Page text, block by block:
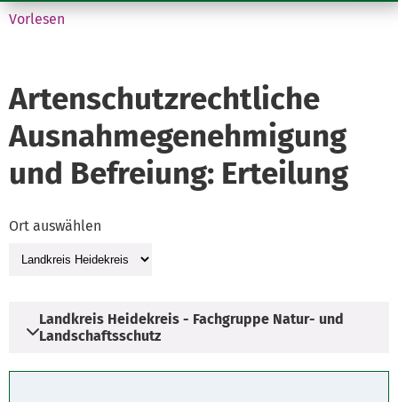
Vorlesen
Artenschutzrechtliche
Ausnahmegenehmigung
und Befreiung: Erteilung
Ort auswählen
Landkreis Heidekreis - Fachgruppe Natur- und
Landschaftsschutz